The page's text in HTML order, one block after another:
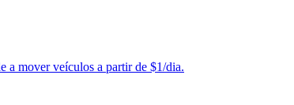
a mover veículos a partir de $1/dia.